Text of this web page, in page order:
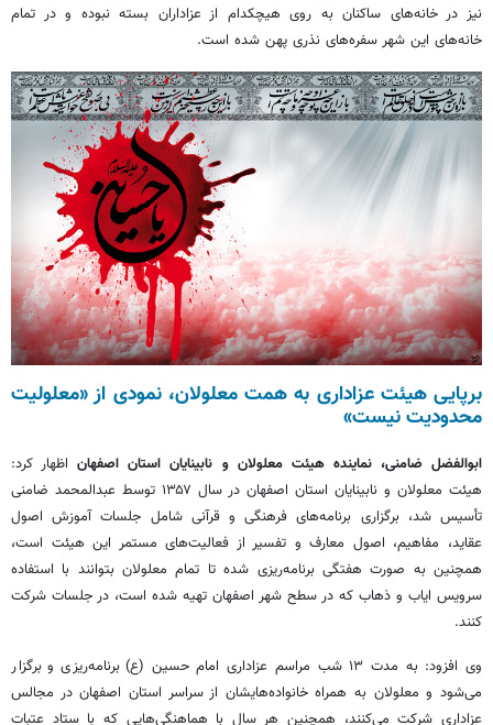
نیز در خانه‌های ساکنان به روی هیچکدام از عزاداران بسته نبوده و در تمام
خانه‌های این شهر سفره‌های نذری پهن شده است.
برپایی هیئت عزاداری به همت معلولان، نمودی از «معلولیت
محدودیت نیست»
ابوالفضل ضامنی، نماینده هیئت معلولان و نابینایان استان اصفهاناظهار کرد:
هیئت معلولان و نابینایان استان اصفهان در سال ۱۳۵۷ توسط عبدالمحمد ضامنی
تأسیس شد، برگزاری برنامه‌های فرهنگی و قرآنی شامل جلسات آموزش اصول
عقاید، مفاهیم، اصول معارف و تفسیر از فعالیت‌های مستمر این هیئت است،
همچنین به صورت هفتگی برنامه‌ریزی شده تا تمام معلولان بتوانند با استفاده
سرویس ایاب و ذهاب که در سطح شهر اصفهان تهیه شده است، در جلسات شرکت
کنند.
وی افزود: به مدت ۱۳ شب مراسم عزاداری امام حسین (
ع)برنامه‌ریزی و برگزار
می‌شود و معلولان به همراه خانواده‌هایشان از سراسر استان اصفهان در مجالس
عزاداری شرکت می‌کنند، همچنین هر سال با هماهنگی‌هایی که با ستاد عتبات